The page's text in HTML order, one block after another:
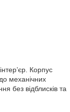
Корпус
механічних
без відблисків та